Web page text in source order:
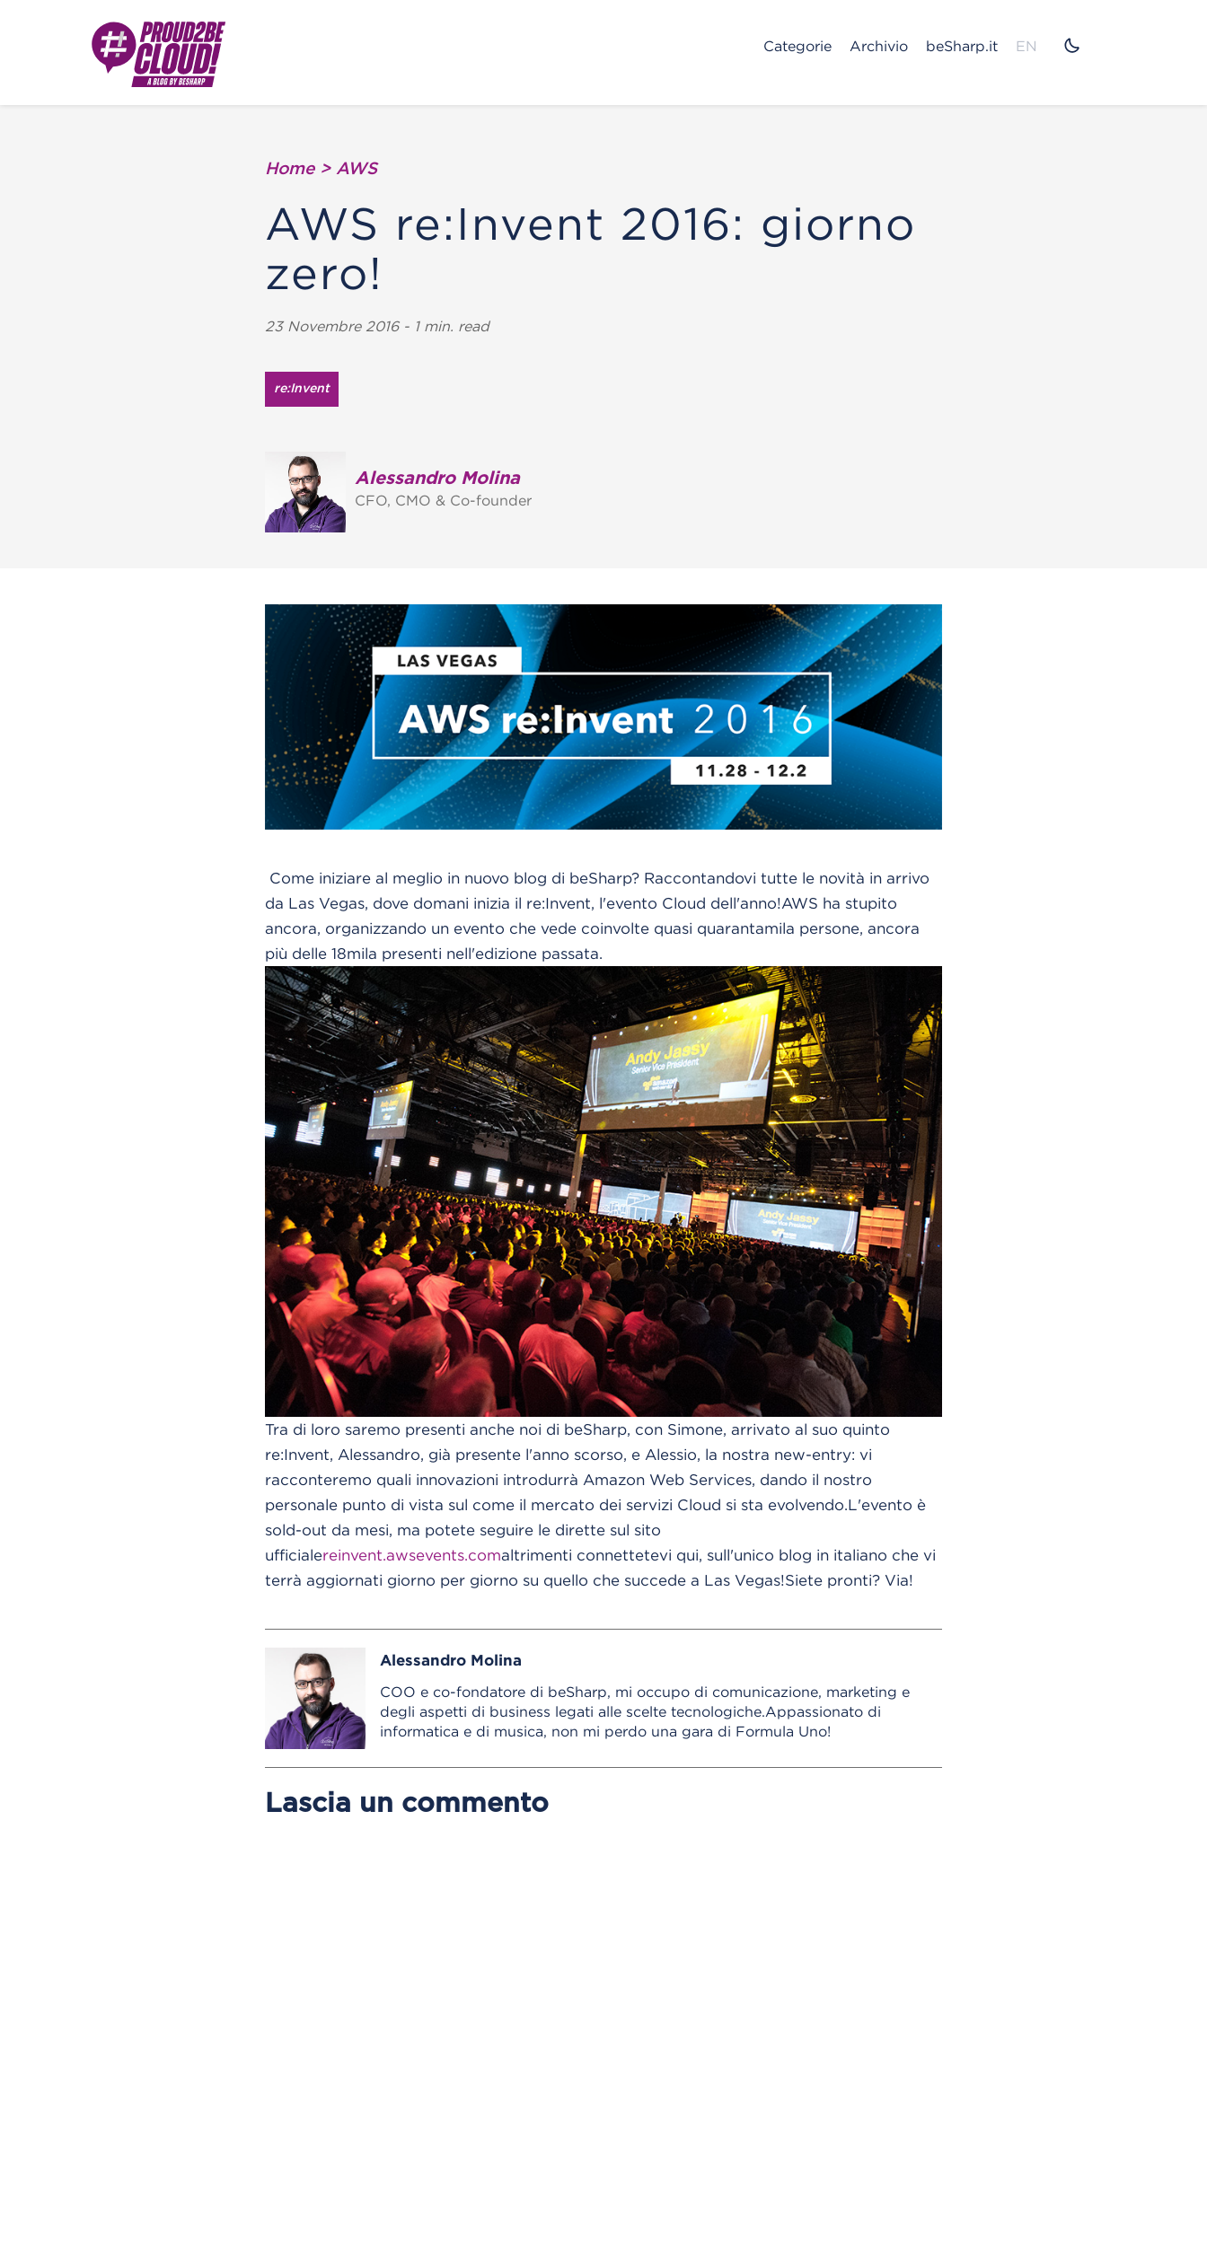
Categorie Archivio beSharp.it EN
Home > AWS
AWS re:Invent 2016: giorno
zero!
23 Novembre 2016 - 1 min. read
re:Invent
Alessandro Molina
CFO, CMO & Co-founder
Come iniziare al meglio in nuovo blog di beSharp? Raccontandovi tutte le novità in arrivo
da Las Vegas, dove domani inizia il re:Invent, l'evento Cloud dell'anno!AWS ha stupito
ancora, organizzando un evento che vede coinvolte quasi quarantamila persone, ancora
più delle 18mila presenti nell'edizione passata.
Tra di loro saremo presenti anche noi di beSharp, con Simone, arrivato al suo quinto
re:Invent, Alessandro, già presente l'anno scorso, e Alessio, la nostra new-entry: vi
racconteremo quali innovazioni introdurrà Amazon Web Services, dando il nostro
personale punto di vista sul come il mercato dei servizi Cloud si sta evolvendo.L'evento è
sold-out da mesi, ma potete seguire le dirette sul sito
ufficialereinvent.awsevents.comaltrimenti connettetevi qui, sull'unico blog in italiano che vi
terrà aggiornati giorno per giorno su quello che succede a Las Vegas!Siete pronti? Via!
Alessandro Molina
COO e co-fondatore di beSharp, mi occupo di comunicazione, marketing e
degli aspetti di business legati alle scelte tecnologiche.Appassionato di
informatica e di musica, non mi perdo una gara di Formula Uno!
Lascia un commento